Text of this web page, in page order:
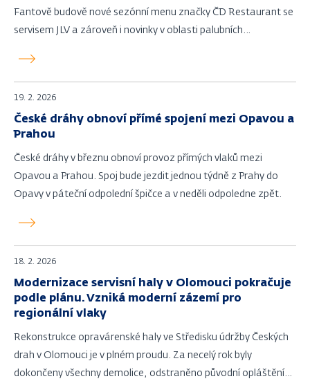
Fantově budově nové sezónní menu značky ČD Restaurant se
servisem JLV a zároveň i novinky v oblasti palubních
19. 2. 2026
České dráhy obnoví přímé spojení mezi Opavou a
Prahou
České dráhy v březnu obnoví provoz přímých vlaků mezi
Opavou a Prahou. Spoj bude jezdit jednou týdně z Prahy do
Opavy v páteční odpolední špičce a v neděli odpoledne zpět.
18. 2. 2026
Modernizace servisní haly v Olomouci pokračuje
podle plánu. Vzniká moderní zázemí pro
regionální vlaky
Rekonstrukce opravárenské haly ve Středisku údržby Českých
drah v Olomouci je v plném proudu. Za necelý rok byly
dokončeny všechny demolice, odstraněno původní opláštění